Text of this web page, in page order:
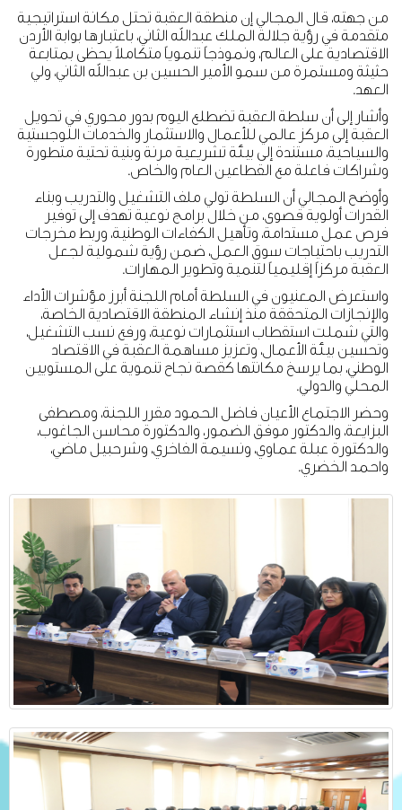
من جهته، قال المجالي إن منطقة العقبة تحتل مكانة استراتيجية
متقدمة في رؤية جلالة الملك عبدالله الثاني، باعتبارها بوابة الأردن
الاقتصادية على العالم، ونموذجاً تنموياً متكاملاً يحظى بمتابعة
حثيثة ومستمرة من سمو الأمير الحسين بن عبدالله الثاني، ولي
العهد.
وأشار إلى أن سلطة العقبة تضطلع اليوم بدور محوري في تحويل
العقبة إلى مركز عالمي للأعمال والاستثمار والخدمات اللوجستية
والسياحية، مستندة إلى بيئة تشريعية مرنة وبنية تحتية متطورة
وشراكات فاعلة مع القطاعين العام والخاص.
وأوضح المجالي أن السلطة تولي ملف التشغيل والتدريب وبناء
القدرات أولوية قصوى، من خلال برامج نوعية تهدف إلى توفير
فرص عمل مستدامة، وتأهيل الكفاءات الوطنية، وربط مخرجات
التدريب باحتياجات سوق العمل، ضمن رؤية شمولية لجعل
العقبة مركزاً إقليمياً لتنمية وتطوير المهارات.
واستعرض المعنيون في السلطة أمام اللجنة أبرز مؤشرات الأداء
والإنجازات المتحققة منذ إنشاء المنطقة الاقتصادية الخاصة،
والتي شملت استقطاب استثمارات نوعية، ورفع نسب التشغيل،
وتحسين بيئة الأعمال، وتعزيز مساهمة العقبة في الاقتصاد
الوطني، بما يرسخ مكانتها كقصة نجاح تنموية على المستويين
المحلي والدولي.
وحضر الاجتماع الأعيان فاضل الحمود مقرر اللجنة، ومصطفى
البزايعة، والدكتور موفق الضمور، والدكتورة محاسن الجاغوب،
والدكتورة عبلة عماوي، ونسيمة الفاخري، وشرحبيل ماضي،
واحمد الخضري.